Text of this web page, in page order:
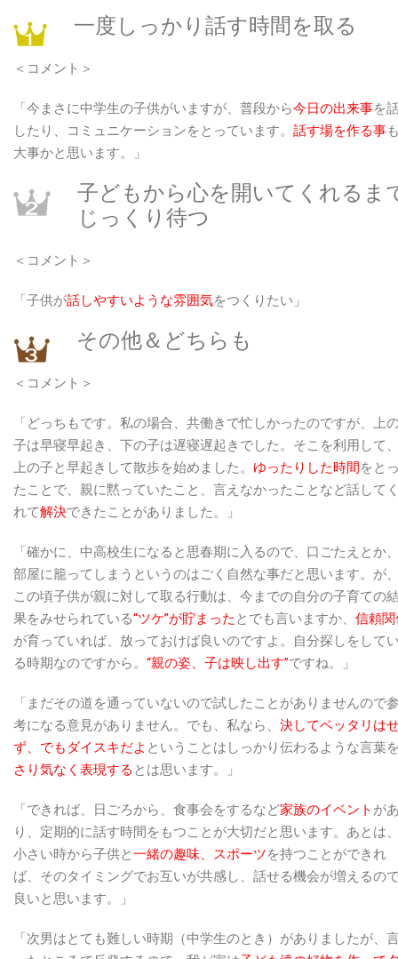
一度しっかり話す時間を取る
＜コメント＞
「今まさに中学生の子供がいますが、普段から今日の出来事を
したり、コミュニケーションをとっています。 話す場を作る事
大事かと思います。」
子どもから心を開いてくれるま
じっくり待つ
＜コメント＞
「子供が話しやすいような雰囲気をつくりたい」
その他＆どちらも
＜コメント＞
「どっちもです。私の場合、共働きで忙しかったのですが、上
子は早寝早起き、下の子は遅寝遅起きでした。そこを利用して
上の子と早起きして散歩を始めました。 ゆったりした時間をと
たことで、親に黙っていたこと、言えなかったことなど話して
れて解決できたことがありました。」
「確かに、中高校生になると思春期に入るので、口ごたえとか
部屋に籠ってしまうというのはごく自然な事だと思います。が
この頃子供が親に対して取る行動は、今までの自分の子育ての
果をみせられている“ツケ”が貯まった とでも言いますか、 信頼関
が育っていれば、放っておけば良いのですよ。自分探しをして
る時期なのですから。 “親の姿、子は映し出す”ですね。」
「まだその道を通っていないので試したことがありませんので
考になる意見がありません。でも、私なら、 決してベッタリは
ず、でもダイスキだよ ということはしっかり伝わるような言葉
さり気なく表現する とは思います。」
「できれば、日ごろから、食事会をするなど家族のイベント が
り、定期的に話す時間をもつことが大切だと思います。あとは
小さい時から子供と一緒の趣味、スポーツを持つことができれ
ば、そのタイミングでお互いが共感し、話せる機会が増えるの
良いと思います。」
「次男はとても難しい時期（中学生のとき）がありましたが、